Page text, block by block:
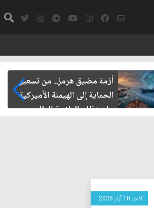
أزمة مضيق هرمز.. من تسعير
الحماية إلى الهيمنة الأميركية
على نظام الملاحة العالمي
الأحد 10 آيار 2026